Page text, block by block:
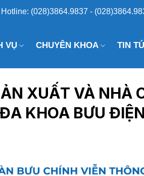
Hotline: (028)3864.9837 -
VỤ CHUYÊN KHOA TIN
XUẤT VÀ NHÀ
KHOA BƯU ĐIỆN